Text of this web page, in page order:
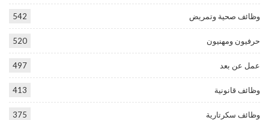
وظائف صحية وتمريض 542
حرفيون ومهنيون 520
عمل عن بعد 497
وظائف قانونية 413
وظائف سكرتارية 375